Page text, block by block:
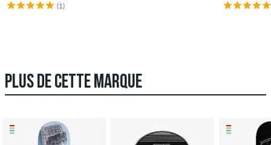
(1)
PLUS DE CETTE MARQUE